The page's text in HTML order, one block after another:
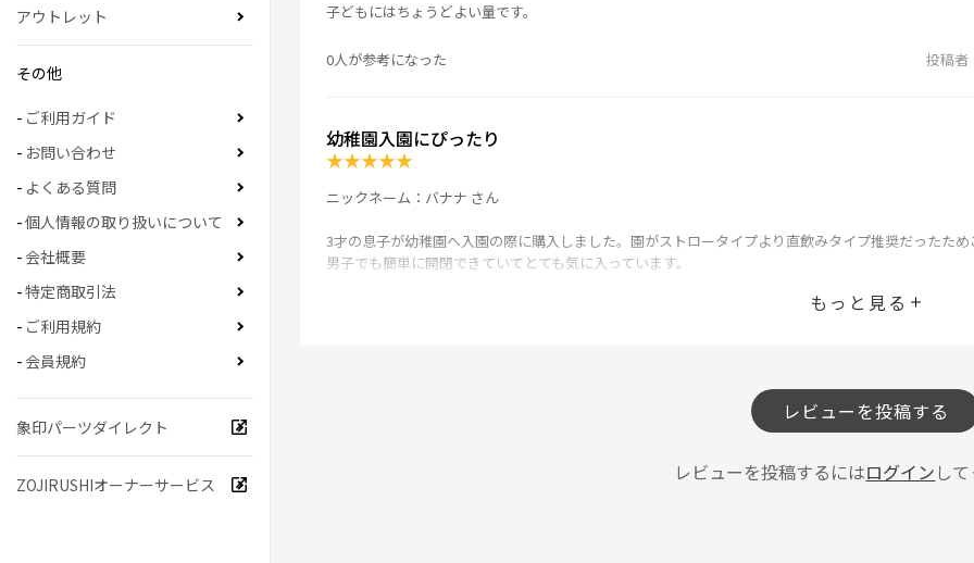
子どもにはちょうどよい量です。
0人が参考になった 投稿者
幼稚園入園にぴったり
★★★★★
ニックネーム：バナナ さん
3才の息子が幼稚園へ入園の際に購入しました。園がストロータイプより直飲みタイプ推奨だったた
男子でも簡単に開閉できていてとても気に入っています。
もっと見る
レビューを投稿する
レビューを投稿するにはログイン し
アウトレット
その他
ご利用ガイド
お問い合わせ
よくある質問
個人情報の取り扱いについて
会社概要
特定商取引法
ご利用規約
会員規約
象印パーツダイレクト
ZOJIRUSHIオーナーサービス